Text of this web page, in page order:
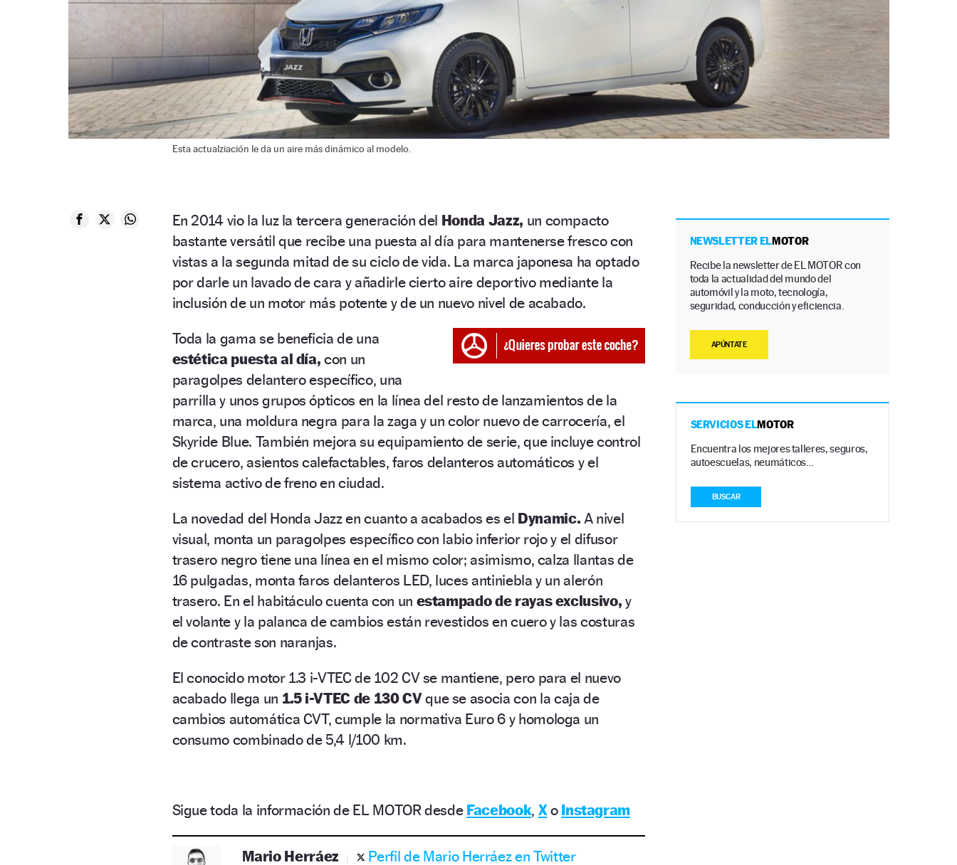
Esta actualziación le da un aire más dinámico al modelo.
En 2014 vio la luz la tercera generación del Honda Jazz, un compacto
bastante versátil que recibe una puesta al día para mantenerse fresco con
vistas a la segunda mitad de su ciclo de vida. La marca japonesa ha optado
por darle un lavado de cara y añadirle cierto aire deportivo mediante la
inclusión de un motor más potente y de un nuevo nivel de acabado.
Toda la gama se beneficia de una
estética puesta al día, con un
paragolpes delantero específico, una
parrilla y unos grupos ópticos en la línea del resto de lanzamientos de la
marca, una moldura negra para la zaga y un color nuevo de carrocería, el
Skyride Blue. También mejora su equipamiento de serie, que incluye control
de crucero, asientos calefactables, faros delanteros automáticos y el
sistema activo de freno en ciudad.
La novedad del Honda Jazz en cuanto a acabados es el Dynamic. A nivel
visual, monta un paragolpes específico con labio inferior rojo y el difusor
trasero negro tiene una línea en el mismo color; asimismo, calza llantas de
16 pulgadas, monta faros delanteros LED, luces antiniebla y un alerón
trasero. En el habitáculo cuenta con un estampado de rayas exclusivo, y
el volante y la palanca de cambios están revestidos en cuero y las costuras
de contraste son naranjas.
El conocido motor 1.3 i-VTEC de 102 CV se mantiene, pero para el nuevo
acabado llega un 1.5 i-VTEC de 130 CVque se asocia con la caja de
cambios automática CVT, cumple la normativa Euro 6 y homologa un
consumo combinado de 5,4 l/100 km.
Sigue toda la información de EL MOTOR desde Facebook, Xo Instagram
Mario Herráez Perfil de Mario Herráez en Twitter
NEWSLETTER ELMOTOR
Recibe la newsletter de EL MOTOR con
toda la actualidad del mundo del
automóvil y la moto, tecnología,
seguridad, conducción y eficiencia.
APÚNTATE
SERVICIOS ELMOTOR
Encuentra los mejores talleres, seguros,
autoescuelas, neumáticos…
BUSCAR